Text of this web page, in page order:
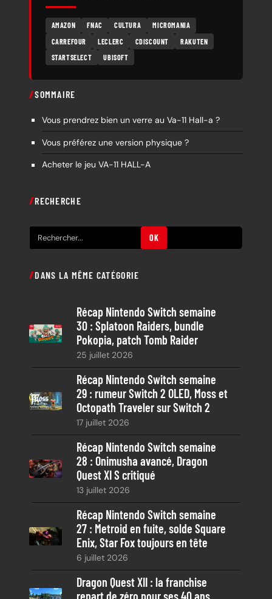
AMAZON FNAC CULTURA
MICROMANIA
CARREFOUR
LECLERC CDISCOUNT
RAKUTEN
STARTSELECT
UBISOFT
SOMMAIRE
Vous prendrez bien un verre au Va-11 Hall-a ?
Vous préférez une version physique ?
Acheter le jeu VA-11 HALL-A
RECHERCHE
e
h
c
h
OK
DANS LA MÊME CATÉGORIE
Récap Nintendo Switch semaine
30 : Splatoon Raiders, bundle
Pokopia, patch Tomb Raider
25 juillet 2026
Récap Nintendo Switch semaine
29 : rumeur Switch 2 OLED, Moss et
Octopath Traveler sur Switch 2
17 juillet 2026
Récap Nintendo Switch semaine
28 : Onimusha avancé, Dragon
Quest XI S critiqué
13 juillet 2026
Récap Nintendo Switch semaine
27 : Metroid en fuite, solde Square
Enix, Star Fox toujours en tête
6 juillet 2026
Dragon Quest XII : la franchise